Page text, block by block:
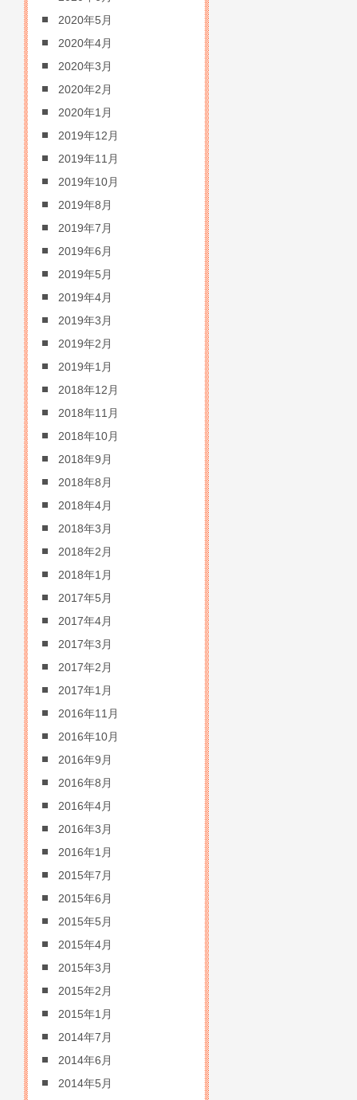
2020年5月
2020年4月
2020年3月
2020年2月
2020年1月
2019年12月
2019年11月
2019年10月
2019年8月
2019年7月
2019年6月
2019年5月
2019年4月
2019年3月
2019年2月
2019年1月
2018年12月
2018年11月
2018年10月
2018年9月
2018年8月
2018年4月
2018年3月
2018年2月
2018年1月
2017年5月
2017年4月
2017年3月
2017年2月
2017年1月
2016年11月
2016年10月
2016年9月
2016年8月
2016年4月
2016年3月
2016年1月
2015年7月
2015年6月
2015年5月
2015年4月
2015年3月
2015年2月
2015年1月
2014年7月
2014年6月
2014年5月